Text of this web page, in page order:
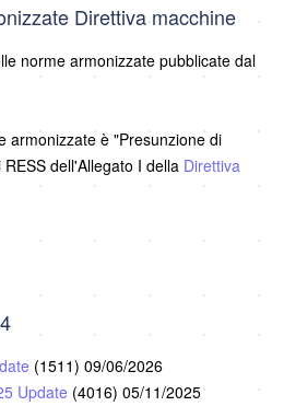
Direttiva macchine
norme armonizzate pubblicate dal
armonizzate è "Presunzione di
dell'Allegato I della Direttiva
(1511) 09/06/2026
Update (4016) 05/11/2025